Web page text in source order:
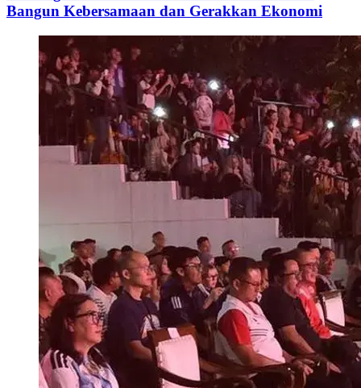
Bangun Kebersamaan dan Gerakkan Ekonomi